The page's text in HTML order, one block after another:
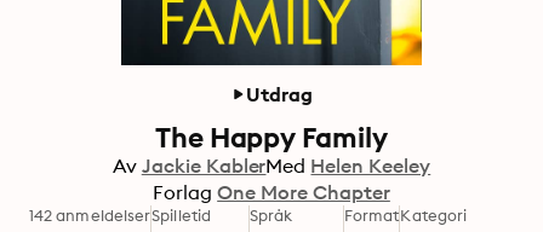
Utdrag
The Happy Family
Av Jackie KablerMed Helen Keeley
Forlag One More Chapter
142 anmeldelserSpilletid Språk FormatKategori